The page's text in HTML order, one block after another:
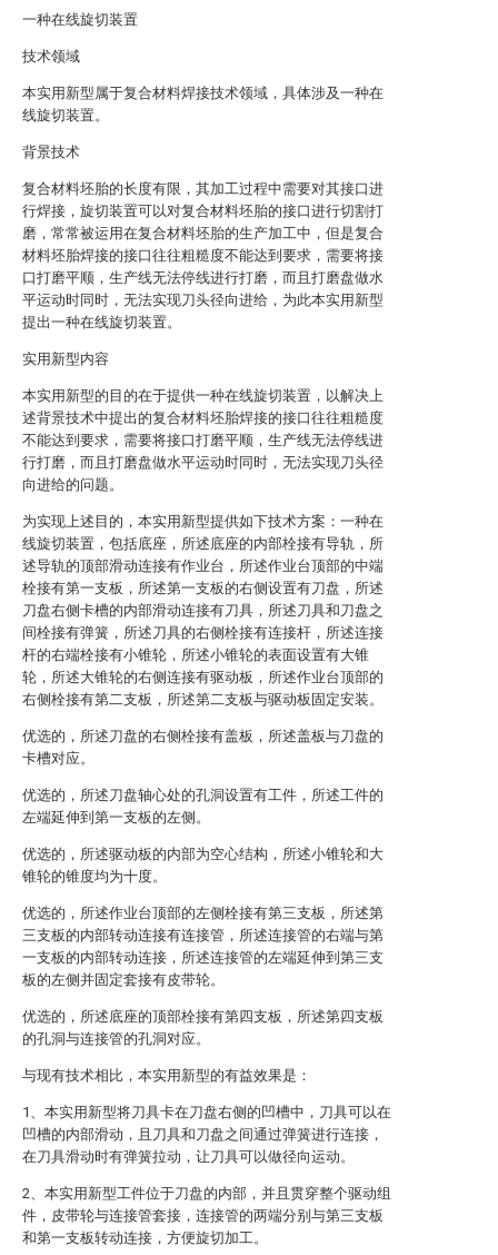
一种在线旋切装置
技术领域
本实用新型属于复合材料焊接技术领域，具体涉及一种在
线旋切装置。
背景技术
复合材料坯胎的长度有限，其加工过程中需要对其接口进
行焊接，旋切装置可以对复合材料坯胎的接口进行切割打
磨，常常被运用在复合材料坯胎的生产加工中，但是复合
材料坯胎焊接的接口往往粗糙度不能达到要求，需要将接
口打磨平顺，生产线无法停线进行打磨，而且打磨盘做水
平运动时同时，无法实现刀头径向进给，为此本实用新型
提出一种在线旋切装置。
实用新型内容
本实用新型的目的在于提供一种在线旋切装置，以解决上
述背景技术中提出的复合材料坯胎焊接的接口往往粗糙度
不能达到要求，需要将接口打磨平顺，生产线无法停线进
行打磨，而且打磨盘做水平运动时同时，无法实现刀头径
向进给的问题。
为实现上述目的，本实用新型提供如下技术方案：一种在
线旋切装置，包括底座，所述底座的内部栓接有导轨，所
述导轨的顶部滑动连接有作业台，所述作业台顶部的中端
栓接有第一支板，所述第一支板的右侧设置有刀盘，所述
刀盘右侧卡槽的内部滑动连接有刀具，所述刀具和刀盘之
间栓接有弹簧，所述刀具的右侧栓接有连接杆，所述连接
杆的右端栓接有小锥轮，所述小锥轮的表面设置有大锥
轮，所述大锥轮的右侧连接有驱动板，所述作业台顶部的
右侧栓接有第二支板，所述第二支板与驱动板固定安装。
优选的，所述刀盘的右侧栓接有盖板，所述盖板与刀盘的
卡槽对应。
优选的，所述刀盘轴心处的孔洞设置有工件，所述工件的
左端延伸到第一支板的左侧。
优选的，所述驱动板的内部为空心结构，所述小锥轮和大
锥轮的锥度均为十度。
优选的，所述作业台顶部的左侧栓接有第三支板，所述第
三支板的内部转动连接有连接管，所述连接管的右端与第
一支板的内部转动连接，所述连接管的左端延伸到第三支
板的左侧并固定套接有皮带轮。
优选的，所述底座的顶部栓接有第四支板，所述第四支板
的孔洞与连接管的孔洞对应。
与现有技术相比，本实用新型的有益效果是：
1、本实用新型将刀具卡在刀盘右侧的凹槽中，刀具可以在
凹槽的内部滑动，且刀具和刀盘之间通过弹簧进行连接，
在刀具滑动时有弹簧拉动，让刀具可以做径向运动。
2、本实用新型工件位于刀盘的内部，并且贯穿整个驱动组
件，皮带轮与连接管套接，连接管的两端分别与第三支板
和第一支板转动连接，方便旋切加工。